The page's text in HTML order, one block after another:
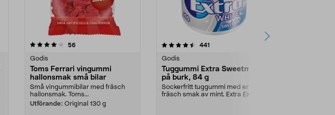
56recensioner
Godis
Toms Ferrari vingummi
hallonsmak små bilar
Små vingummibilar med fräsch
hallonsmak. Toms...
Utförande: Original 130 g
4.5 av 5 stjärnor 441
Godis
Tuggummi Extra Sweetmint
på burk, 84 g
Sockerfritt tuggummi med en
fräsch smak av mint. Extra Extra
4.5 av 5 stjärnor